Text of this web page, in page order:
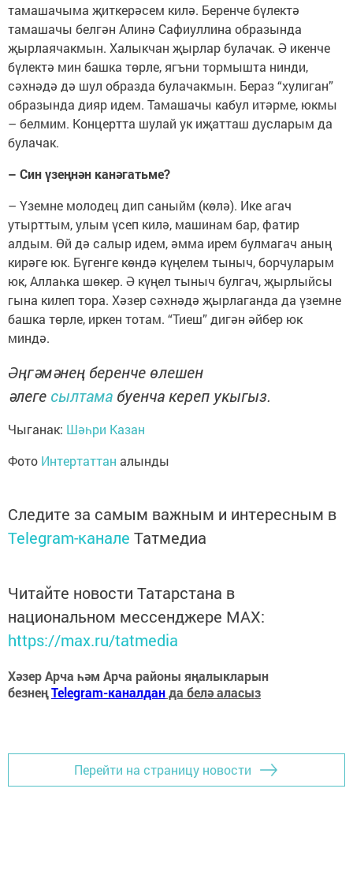
тамашачыма җиткерәсем килә. Беренче бүлектә
тамашачы белгән Алинә Сафиуллина образында
җырлаячакмын. Халыкчан җырлар булачак. Ә икенче
бүлектә мин башка төрле, ягъни тормышта нинди,
сәхнәдә дә шул образда булачакмын. Бераз “хулиган”
образында дияр идем. Тамашачы кабул итәрме, юкмы
– белмим. Концертта шулай ук иҗатташ дусларым да
булачак.
– Син үзеңнән канәгатьме?
– Үземне молодец дип саныйм (көлә). Ике агач
утырттым, улым үсеп килә, машинам бар, фатир
алдым. Өй дә салыр идем, әмма ирем булмагач аның
кирәге юк. Бүгенге көндә күңелем тыныч, борчуларым
юк, Аллаһка шөкер. Ә күңел тыныч булгач, җырлыйсы
гына килеп тора. Хәзер сәхнәдә җырлаганда да үземне
башка төрле, иркен тотам. “Тиеш” дигән әйбер юк
миндә.
Әңгәмәнең беренче өлешен
әлеге сылтама буенча кереп укыгыз.
Чыганак: Шәһри Казан
Фото Интертаттан алынды
Следите за самым важным и интересным в
Telegram-канале Татмедиа
Читайте новости Татарстана в
национальном мессенджере MАХ:
https://max.ru/tatmedia
Хәзер Арча һәм Арча районы яңалыкларын
безнеңTelegram-каналданда белә аласыз
Перейти на страницу новости